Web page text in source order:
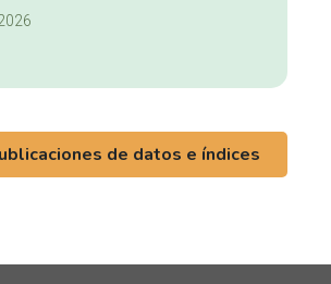
de datos e índices